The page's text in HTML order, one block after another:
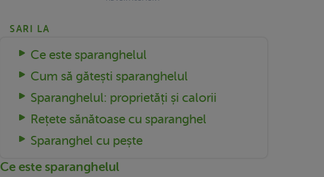
SARI LA
Ce este sparanghelul
Cum să gătești sparanghelul
Sparanghelul: proprietăți și calorii
Rețete sănătoase cu sparanghel
Sparanghel cu pește
Ce este sparanghelul